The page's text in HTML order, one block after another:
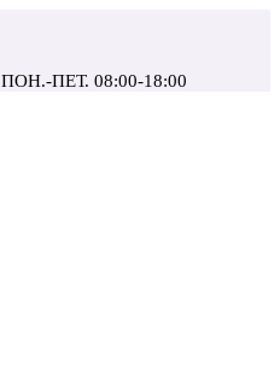
ПОН.-ПЕТ. 08:00-18:00